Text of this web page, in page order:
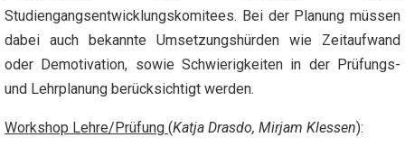
Studiengangsentwicklungskomitees. Bei der Planung müssen
dabei auch bekannte Umsetzungshürden wie Zeitaufwand
oder Demotivation, sowie Schwierigkeiten in der Prüfungs-
und Lehrplanung berücksichtigt werden.
Workshop Lehre/Prüfung (Katja Drasdo, Mirjam Klessen):